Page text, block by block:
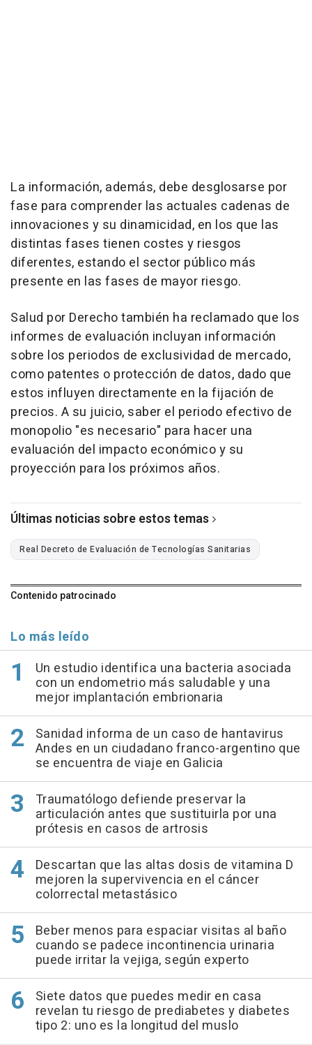
La información, además, debe desglosarse por
fase para comprender las actuales cadenas de
innovaciones y su dinamicidad, en los que las
distintas fases tienen costes y riesgos
diferentes, estando el sector público más
presente en las fases de mayor riesgo.
Salud por Derecho también ha reclamado que los
informes de evaluación incluyan información
sobre los periodos de exclusividad de mercado,
como patentes o protección de datos, dado que
estos influyen directamente en la fijación de
precios. A su juicio, saber el periodo efectivo de
monopolio "es necesario" para hacer una
evaluación del impacto económico y su
proyección para los próximos años.
Últimas noticias sobre estos temas
Real Decreto de Evaluación de Tecnologías Sanitarias
Contenido patrocinado
Lo más leído
Un estudio identifica una bacteria asociada
con un endometrio más saludable y una
mejor implantación embrionaria
Sanidad informa de un caso de hantavirus
Andes en un ciudadano franco-argentino que
se encuentra de viaje en Galicia
Traumatólogo defiende preservar la
articulación antes que sustituirla por una
prótesis en casos de artrosis
Descartan que las altas dosis de vitamina D
mejoren la supervivencia en el cáncer
colorrectal metastásico
Beber menos para espaciar visitas al baño
cuando se padece incontinencia urinaria
puede irritar la vejiga, según experto
Siete datos que puedes medir en casa
revelan tu riesgo de prediabetes y diabetes
tipo 2: uno es la longitud del muslo